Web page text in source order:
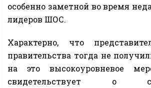
особенно заметной во время
лидеров ШОС.
Характерно, что
правительства тогда не
на это высокоуровневое
свидетельствует о